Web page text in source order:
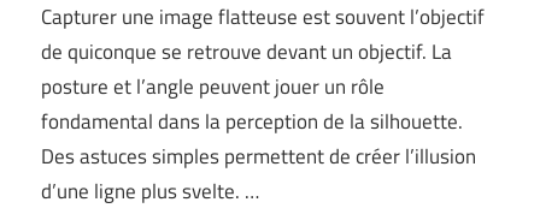
Capturer une image flatteuse est souvent l’objectif
de quiconque se retrouve devant un objectif. La
posture et l’angle peuvent jouer un rôle
fondamental dans la perception de la silhouette.
Des astuces simples permettent de créer l’illusion
d’une ligne plus svelte. …